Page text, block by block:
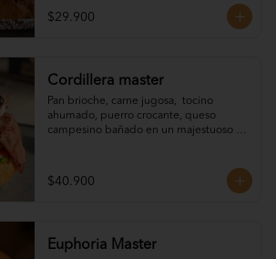
$29.900
Cordillera master
Pan brioche, carne jugosa,  tocino
ahumado, puerro crocante, queso
campesino bañado en un majestuoso
$40.900
Euphoria Master